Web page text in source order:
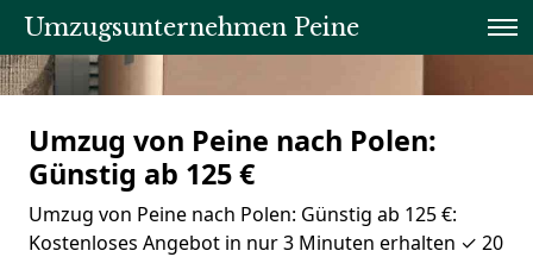
Umzugsunternehmen Peine
Umzug von Peine nach Polen:
Günstig ab 125 €
Umzug von Peine nach Polen: Günstig ab 125 €:
Kostenloses Angebot in nur 3 Minuten erhalten ✓ 20